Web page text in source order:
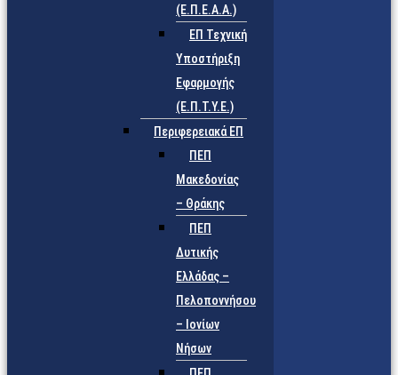
(Ε.Π.Ε.Α.Α.)
ΕΠ Τεχνική
Υποστήριξη
Εφαρμογής
(Ε.Π.Τ.Υ.Ε.)
Περιφερειακά ΕΠ
ΠΕΠ
Μακεδονίας
– Θράκης
ΠΕΠ
Δυτικής
Ελλάδας –
Πελοποννήσου
– Ιονίων
Νήσων